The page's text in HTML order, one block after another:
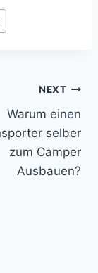
NEXT
Warum einen
selber
zum Camper
Ausbauen?